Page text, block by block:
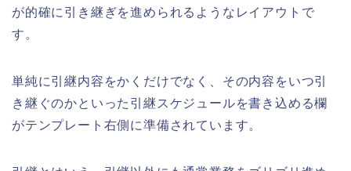
が的確に引き継ぎを進められるようなレイアウトで
す。
単純に引継内容をかくだけでなく、その内容をいつ引
き継ぐのかといった引継スケジュールを書き込める欄
がテンプレート右側に準備されています。